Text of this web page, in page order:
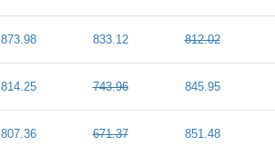
873.98 833.12 812.02
814.25 743.96 845.95
807.36 671.37 851.48